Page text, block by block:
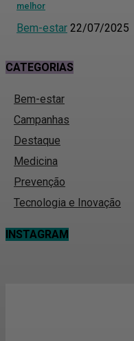
melhor
Bem-estar 22/07/2025
CATEGORIAS
Bem-estar
Campanhas
Destaque
Medicina
Prevenção
Tecnologia e Inovação
INSTAGRAM